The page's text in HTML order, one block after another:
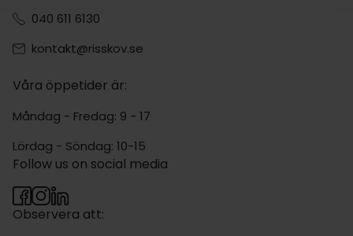
040 611 6130
kontakt@risskov.se
Våra öppetider är:
Måndag - Fredag: 9 - 17
Lördag - Söndag: 10-15
Observera att:
Follow us on social media